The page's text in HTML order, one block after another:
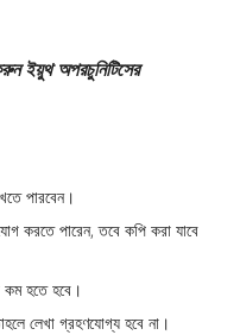
ইয়ুথ অপরচুনিটিসের
পারবেন।
করতে পারেন, তবে কপি করা যাবে
কম হতে হবে।
লেখা গ্রহণযোগ্য হবে না।